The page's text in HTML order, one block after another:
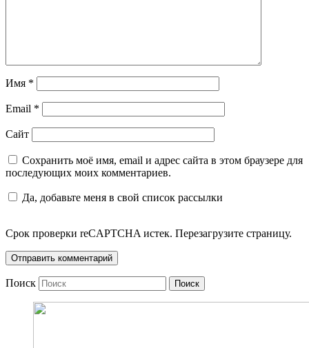
Имя *
Email *
Сайт
Сохранить моё имя, email и адрес сайта в этом браузере для
последующих моих комментариев.
Да, добавьте меня в свой список рассылки
Срок проверки reCAPTCHA истек. Перезагрузите страницу.
Поиск